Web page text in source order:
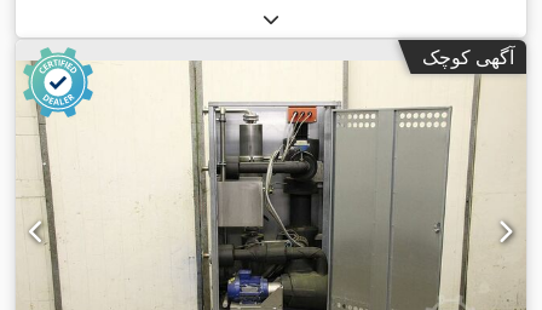
آگهی کوچک